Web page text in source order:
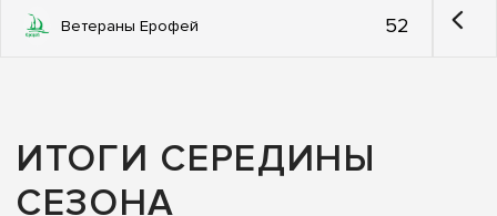
Ветераны Ерофей 52
ИТОГИ СЕРЕДИНЫ
СЕЗОНА